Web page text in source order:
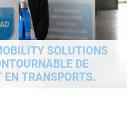
SOLUTIONS
DE
EN TRANSPORTS.